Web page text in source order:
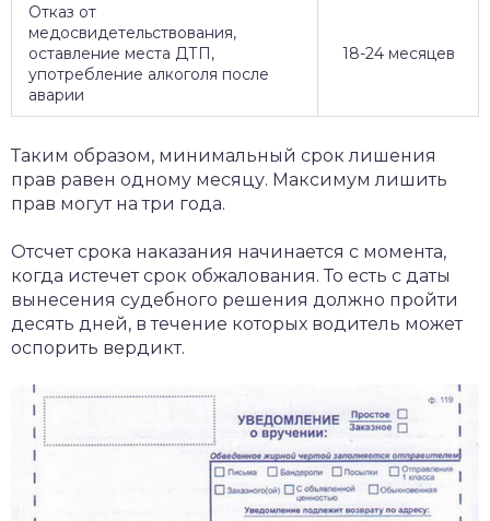
Отказ от
медосвидетельствования,
оставление места ДТП,
употребление алкоголя после
аварии
18-24 месяцев
Таким образом, минимальный срок лишения
прав равен одному месяцу. Максимум лишить
прав могут на три года.
Отсчет срока наказания начинается с момента,
когда истечет срок обжалования. То есть с даты
вынесения судебного решения должно пройти
десять дней, в течение которых водитель может
оспорить вердикт.